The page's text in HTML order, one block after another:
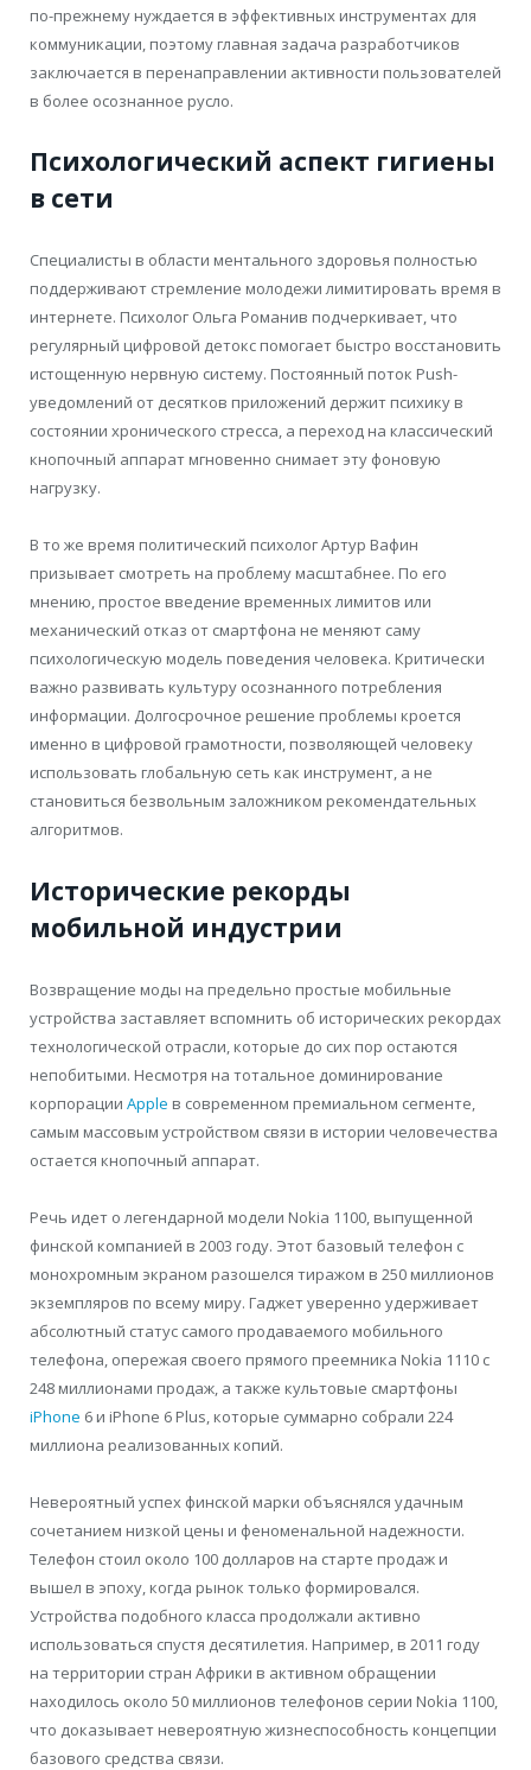
по-прежнему нуждается в эффективных инструментах для
коммуникации, поэтому главная задача разработчиков
заключается в перенаправлении активности пользователей
в более осознанное русло.
Психологический аспект гигиены
в сети
Специалисты в области ментального здоровья полностью
поддерживают стремление молодежи лимитировать время в
интернете. Психолог Ольга Романив подчеркивает, что
регулярный цифровой детокс помогает быстро восстановить
истощенную нервную систему. Постоянный поток Push-
уведомлений от десятков приложений держит психику в
состоянии хронического стресса, а переход на классический
кнопочный аппарат мгновенно снимает эту фоновую
нагрузку.
В то же время политический психолог Артур Вафин
призывает смотреть на проблему масштабнее. По его
мнению, простое введение временных лимитов или
механический отказ от смартфона не меняют саму
психологическую модель поведения человека. Критически
важно развивать культуру осознанного потребления
информации. Долгосрочное решение проблемы кроется
именно в цифровой грамотности, позволяющей человеку
использовать глобальную сеть как инструмент, а не
становиться безвольным заложником рекомендательных
алгоритмов.
Исторические рекорды
мобильной индустрии
Возвращение моды на предельно простые мобильные
устройства заставляет вспомнить об исторических рекордах
технологической отрасли, которые до сих пор остаются
непобитыми. Несмотря на тотальное доминирование
корпорации Apple в современном премиальном сегменте,
самым массовым устройством связи в истории человечества
остается кнопочный аппарат.
Речь идет о легендарной модели Nokia 1100, выпущенной
финской компанией в 2003 году. Этот базовый телефон с
монохромным экраном разошелся тиражом в 250 миллионов
экземпляров по всему миру. Гаджет уверенно удерживает
абсолютный статус самого продаваемого мобильного
телефона, опережая своего прямого преемника Nokia 1110 с
248 миллионами продаж, а также культовые смартфоны
iPhone 6 и iPhone 6 Plus, которые суммарно собрали 224
миллиона реализованных копий.
Невероятный успех финской марки объяснялся удачным
сочетанием низкой цены и феноменальной надежности.
Телефон стоил около 100 долларов на старте продаж и
вышел в эпоху, когда рынок только формировался.
Устройства подобного класса продолжали активно
использоваться спустя десятилетия. Например, в 2011 году
на территории стран Африки в активном обращении
находилось около 50 миллионов телефонов серии Nokia 1100,
что доказывает невероятную жизнеспособность концепции
базового средства связи.